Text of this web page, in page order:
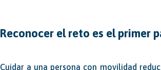
Reconocer el reto es el primer
Cuidar a una persona con movilidad